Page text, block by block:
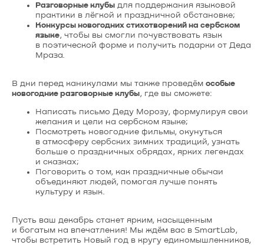
Разговорные клубы для поддержания языковой
практики в лёгкой и праздничной обстановке;
Конкурсы новогодних стихотворений на сербском
языке, чтобы вы смогли почувствовать язык
в поэтической форме и получить подарки от Деда
Мраза.
В дни перед каникулами мы также проведём особые
новогодние разговорные клубы, где вы сможете:
Написать письмо Деду Морозу, формулируя свои
желания и цели на сербском языке;
Посмотреть новогодние фильмы, окунуться
в атмосферу сербских зимних традиций, узнать
больше о праздничных обрядах, ярких легендах
и сказках;
Поговорить о том, как праздничные обычаи
объединяют людей, помогая лучше понять
культуру и язык.
Пусть ваш декабрь станет ярким, насыщенным
и богатым на впечатления! Мы ждём вас в SmartLab,
чтобы встретить Новый год в кругу единомышленников,